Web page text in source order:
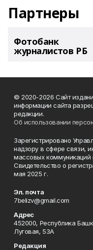
Партнеры
Фотобанк
журналистов РБ
© 2020-2026 Сайт
информации сайта
редакции.
Об использовании
Зарегистрировано
надзору в сфере связи,
массовых коммуникаций
Свидетельство о
мая 2025 г.
Эл. почта
7belizv@gmail.com
Адрес
452000, Республика
Луговая, 53А
Редакция